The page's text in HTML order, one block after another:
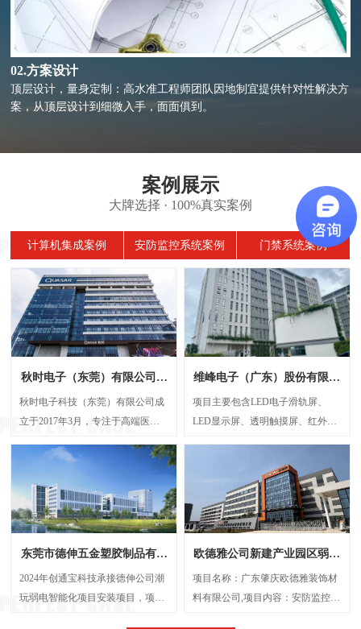
03.工程施工
自有团队，高质高效：坐拥10余年以上行业经验精干的施工团队；工
期绝不拖延、绝不转包，确保工程保质保量完成交付。
案例展示
大牌选择 · 100%真实案例
计算机集成案例 安防监控系统案例 门禁系统案例
秋时电子（东莞）有限公司弱
电智能化项目案例
秋时电子科技（东莞）有限公司成
立于2017年3月，专注于高端医疗
范围包括生产、设计、研发、技术
备、光学设备、计量检验设备及零
配件、精密仪器设备及其零配件
电智能化承接方，主要负责建设
UPS后备电源系统、UPS动环监测
系统、楼层弱电井配电建设等等
维峰电子（广东）股份有限公
司弱电智能化项目案例
项目主要包含LED电子滑轨屏、
LED显示屏、透明触摸屏、红外触
琐、呈现单一等问题，将展厅的多
个显示屏打造成一个既可统一协作
又能独立展示的智能视觉网络。
东莞市德伸五金塑胶制品有限
2024年创通宝科技承接德伸公司潮
玩弱电智能化项目安装项目，项目
欧德雅公司新建产业园区弱电
项目名称：广东肇庆欧德雅装饰材
料有限公司,项目内容：安防监控系